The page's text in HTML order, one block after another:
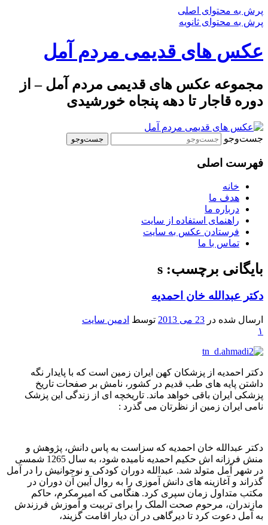
پرش به محتوای اصلی
پرش به محتوای ثانویه
عکس های قدیمی مردم آمل
مجموعه عکس های قدیمی مردم آمل – از
دوره قاجار تا دهه پنجاه خورشیدی
جست‌وجو
فهرست اصلی
خانه
هدف ما
درباره ما
راهنمای استفاده از سایت
فرستادن عکس به سایت
تماس با ما
بایگانی برچسب: s
دکتر عبدالله خان احمدیه
ارسال شده در 23 می 2013 توسط ادمین سایت
۱
دکتر احمدیه از پزشکان کهن ایران زمین است که با پایدار نگه
داشتن پایه های طب قدیم در کشور، نامش بر صفحات تاریخ
پزشکی ایران باقی خواهد ماند. تاریخچه ای از زندگی این پزشک
نامی ایران زمین از نظرتان می گذرد :
دکتر عبدالله خان احمدیه که سزاست به پاس دانش، پژوهش و
منش فرزانه اش حکیم احمدیه نامیده شود، به سال 1265 شمسی
در شهر آمل متولد شد. عبدالله دوران کودکی و نوجوانیش را در آمل
گذراند و آغازینه های دانش آموزی را به روال آیین آن دوران در
مکتب متداول زمان سپری کرد. هنگامی که امیرمکرم، حاکم
مازندران، مرحوم صحت الملک را برای تربیت و آموزش فرزندش
به آمل دعوت کرد تا دیرگاهی در آن دیار اقامت گزیند،